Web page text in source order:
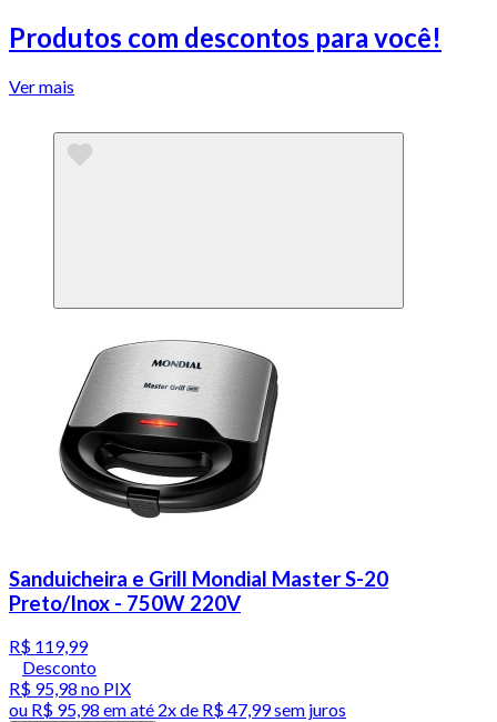
Produtos com descontos para você!
Ver mais
Sanduicheira e Grill Mondial Master S-20
Preto/Inox - 750W 220V
R$ 119,99
Desconto
R$ 95,98 no PIX
ou R$ 95,98 em até 2x de R$ 47,99 sem juros